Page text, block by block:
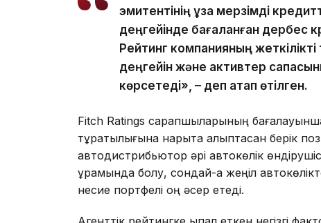
эмитентінің ұзақ мерзімді
деңгейінде бағаланған дербес
Рейтинг компанияның
деңгейін және активтер
көрсетеді», – деп атап өтілген.
Fitch Ratings сарапшыларының
тұрақтылығына нарықта қалыптасқан берік
автодистрибьютор әрі автокөлік
құрамында болу, сондай-ақ жеңіл
несие портфелі оң әсер етеді.